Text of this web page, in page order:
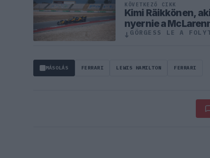
KÖVETKEZŐ CIKK
Kimi Räikkönen,
nyernie a
↓ GÖRGESS LE A
MÁSOLÁS FERRARI LEWIS HAMILTON FERRARI